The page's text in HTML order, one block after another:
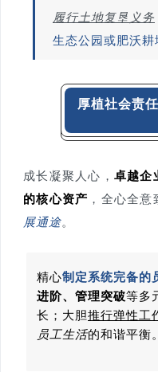
履行土地复垦义务
生态公园或肥沃耕
厚植社会责
成长凝聚人心， 卓越企
的核心资产 ，全心全意
展通途。
精心制定系统完备的
进阶、管理突破等多
长；大胆推行弹性工
员工生活的和谐平衡。